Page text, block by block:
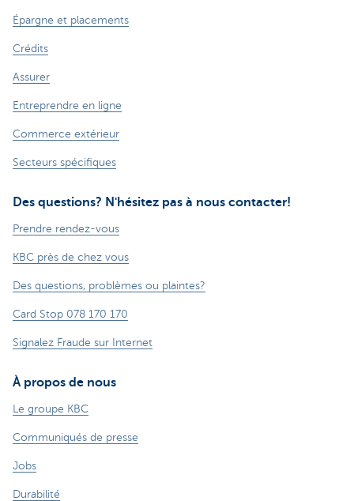
Épargne et placements
Crédits
Assurer
Entreprendre en ligne
Commerce extérieur
Secteurs spécifiques
Des questions? N'hésitez pas à nous contacter!
Prendre rendez-vous
KBC près de chez vous
Des questions, problèmes ou plaintes?
Card Stop 078 170 170
Signalez Fraude sur Internet
À propos de nous
Le groupe KBC
Communiqués de presse
Jobs
Durabilité